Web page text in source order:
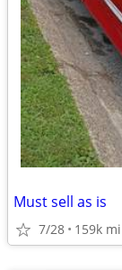
Must sell as is
7/28 159k mi